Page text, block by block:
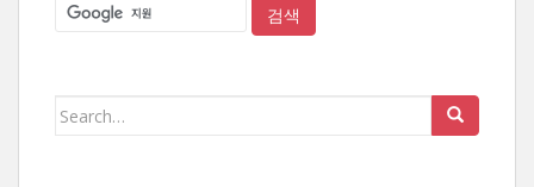
Search